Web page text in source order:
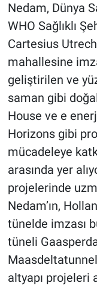
Nedam, Dünya
WHO Sağlıklı
Cartesius
mahallesine
geliştirilen ve
saman gibi
House ve e
Horizons gibi
mücadeleye
arasında yer
projelerinde
Nedam’ın,
tünelde imzası
tüneli
altyapı projeleri